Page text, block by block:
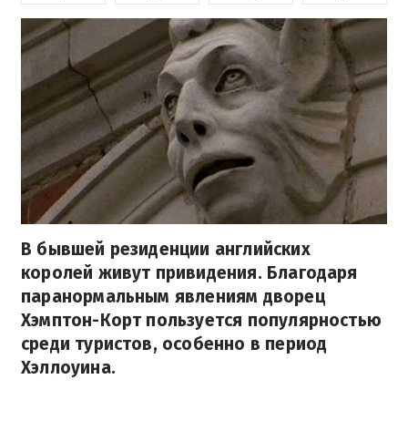
В бывшей резиденции английских
королей живут привидения. Благодаря
паранормальным явлениям дворец
Хэмптон-Корт пользуется популярностью
среди туристов, особенно в период
Хэллоуина.